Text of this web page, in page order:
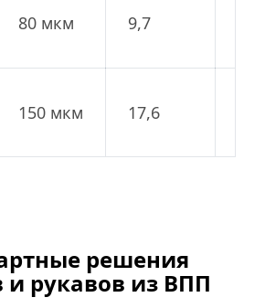
80 мкм 9,7
150 мкм 17,6
решения
и рукавов из ВПП